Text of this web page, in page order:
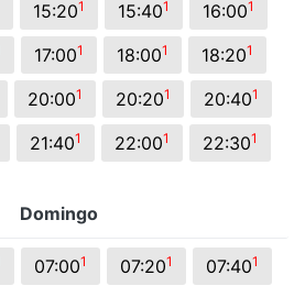
15:201 15:401 16:001
17:001 18:001 18:201
20:001 20:201 20:401
21:401 22:001 22:301
Domingo
07:001 07:201 07:401